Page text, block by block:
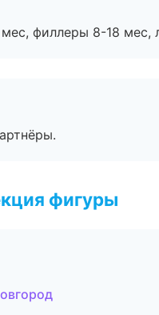
филлеры 8-18 мес,
фигуры